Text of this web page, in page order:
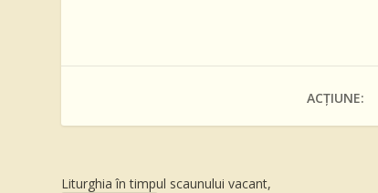
ACȚIUNE:
Liturghia în timpul scaunului vacant,